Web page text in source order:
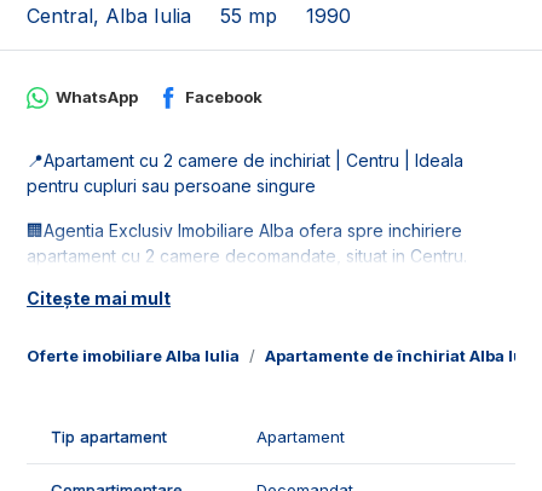
Central, Alba Iulia
55 mp 1990
Oferte imobiliare Alba Iulia Apartamente de închiriat Alba Iulia
WhatsApp Facebook
📍Apartament cu 2 camere de inchiriat | Centru | Ideala
pentru cupluri sau persoane singure
🏢Agentia Exclusiv Imobiliare Alba ofera spre inchiriere
apartament cu 2 camere decomandate, situat in Centru.
📐Locuinta este in suprafata utila de 55 mp, fiind compusa
- 1 living;
- 1 dormitor.
Citește mai mult
Tip apartament Apartament